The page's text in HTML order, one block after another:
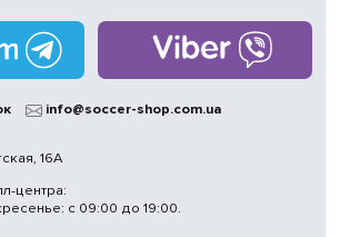
info@soccer-shop.com.ua
16А
центра:
с 09:00 до 19:00.